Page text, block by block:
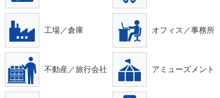
工場／倉庫 オフィス／事務所
不動産／旅行会社 アミューズメント